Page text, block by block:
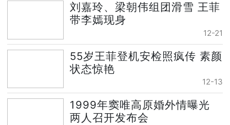
刘嘉玲、梁朝伟组团滑雪 王菲
带李嫣现身
12-21
55岁王菲登机安检照疯传 素颜
状态惊艳
12-13
1999年窦唯高原婚外情曝光
两人召开发布会